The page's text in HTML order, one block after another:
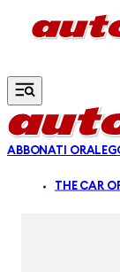
Vai al contenuto
ABBONATI ORA
THE CAR